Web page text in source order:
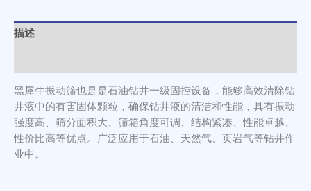
描述
黑犀牛振动筛也是是石油钻井一级固控设备，能够高效清除钻
井液中的有害固体颗粒，确保钻井液的清洁和性能，具有振动
强度高、筛分面积大、筛箱角度可调、结构紧凑、性能卓越、
性价比高等优点。广泛应用于石油、天然气、页岩气等钻井作
业中。